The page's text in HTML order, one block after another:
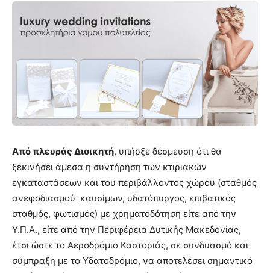
Από πλευράς Διοικητή, υπήρξε δέσμευση ότι θα
ξεκινήσει άμεσα η συντήρηση των κτιριακών
εγκαταστάσεων και του περιβάλλοντος χώρου (σταθμός
ανεφοδιασμού καυσίμων, υδατόπυργος, επιβατικός
σταθμός, φωτισμός) με χρηματοδότηση είτε από την
Υ.Π.Α., είτε από την Περιφέρεια Δυτικής Μακεδονίας,
έτσι ώστε το Αεροδρόμιο Καστοριάς, σε συνδυασμό και
σύμπραξη με το Υδατοδρόμιο, να αποτελέσει σημαντικό